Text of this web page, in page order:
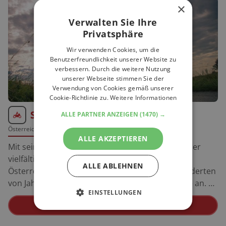
Seen im Salzkammergut
Österreich / Oberösterreich
Mit seinen 76 Seen ist das Salzkammergut eine der
vielfältigsten und interessantesten Regionen
Österreichs – auch für Motorradfahrer. Seit hunderten
von Jahren lockt das Salzkammergut seine Gäste an. Es
gibt imposante Berge im Salzkammergut Österreich,
wie z.B. der Dachstein und zahlreiche auch kleinere
Nebenstraßen bieten wunderbare Kurvenerlebnisse
×
Verwalten Sie Ihre
Privatsphäre
Wir verwenden Cookies, um die
Benutzerfreundlichkeit unserer Website zu
verbessern. Durch die weitere Nutzung
unserer Webseite stimmen Sie der
Verwendung von Cookies gemäß unserer
Cookie-Richtlinie zu.Weitere Informationen
ALLE PARTNER ANZEIGEN (1470) →
ALLE AKZEPTIEREN
ALLE ABLEHNEN
EINSTELLUNGEN